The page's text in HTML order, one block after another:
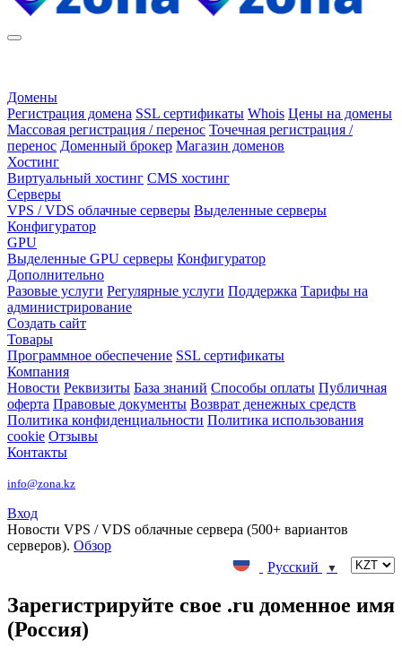
Домены
Регистрация домена SSL сертификаты Whois Цены на домены
Массовая регистрация / перенос Точечная регистрация /
перенос Доменный брокер Магазин доменов
Хостинг
Виртуальный хостинг CMS хостинг
Серверы
VPS / VDS облачные серверы Выделенные серверы
Конфигуратор
GPU
Выделенные GPU серверы Конфигуратор
Дополнительно
Разовые услуги Регулярные услуги Поддержка Тарифы на
администрирование
Создать сайт
Товары
Программное обеспечение SSL сертификаты
Компания
Новости Реквизиты База знаний Способы оплаты Публичная
оферта Правовые документы Возврат денежных средств
Политика конфиденциальности Политика использования
cookie Отзывы
Контакты
info@zona.kz
Вход
Новости VPS / VDS облачные сервера (500+ вариантов
серверов). Обзор
Русский
▼
Зарегистрируйте свое .ru доменное имя
(Россия)